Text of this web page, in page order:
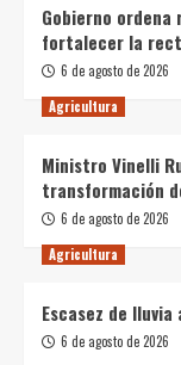
Gobierno
fortalecer la
6 de agosto de 2026
Agricultura
Ministro Vinelli
transformación
6 de agosto de 2026
Agricultura
Escasez de
6 de agosto de 2026